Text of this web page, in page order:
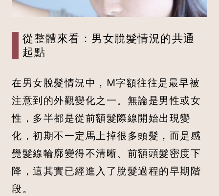
從整體來看：男女脫髮情況的共通
起點
在男女脫髮情況中，M字額往往是最早被
注意到的外觀變化之一。無論是男性或女
性，多半都是從前額髮際線開始出現變
化，初期不一定馬上掉很多頭髮，而是感
覺髮線輪廓變得不清晰、前額頭髮密度下
降，這其實已經進入了脫髮過程的早期階
段。